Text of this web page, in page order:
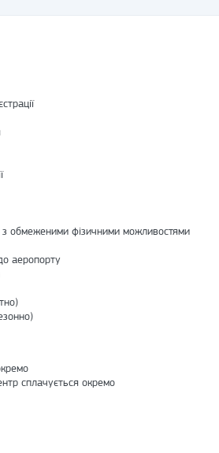
з обмеженими фізичними можливостями
аеропорту
сплачується окремо